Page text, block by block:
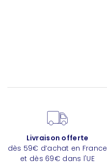
Livraison offerte
dès 59€ d’achat en France
et dès 69€ dans l'UE